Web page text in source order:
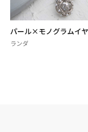
パール×モノグラムイ
ランダ